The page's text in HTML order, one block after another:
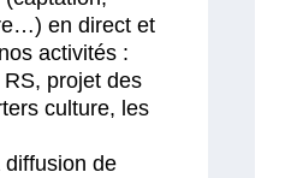
en direct et
activités :
projet des
culture, les
de